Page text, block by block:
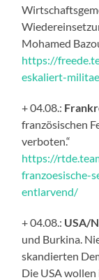
Mohamed
https://
eskaliert-
+ 04.08.:
französischen
verboten.“
https://
franzoesische-
entlarvend/
+ 04.08.: USA/
und Burkina.
skandierten
Die USA